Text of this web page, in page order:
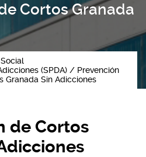
Cortos Granada
(SPDA)
Prevención
Granada Sin Adicciones
de Cortos